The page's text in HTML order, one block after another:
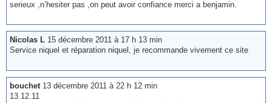
serieux ,n’hesiter pas ,on peut avoir confiance merci a benjamin.
Nicolas L 15 décembre 2011 à 17 h 13 min
Service niquel et réparation niquel, je recommande vivement ce site
bouchet 13 décembre 2011 à 22 h 12 min
13.12.11